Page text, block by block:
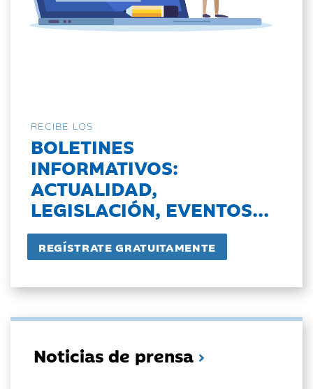
RECIBE LOS
BOLETINES
INFORMATIVOS:
ACTUALIDAD,
LEGISLACIÓN, EVENTOS...
Noticias de prensa